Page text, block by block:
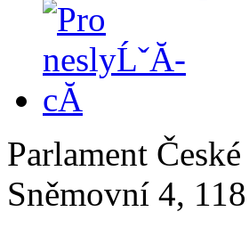
Parlament
Sněmovní 4,